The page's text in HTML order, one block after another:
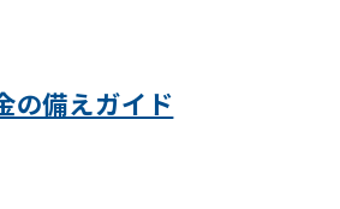
の備えガイド